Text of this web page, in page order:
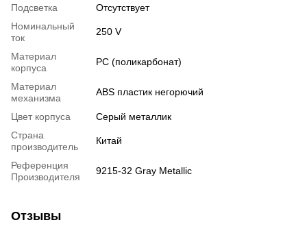
Подсветка
Отсутствует
Номинальный
ток
250 V
Материал
корпуса
РС (поликарбонат)
Материал
механизма
ABS пластик негорючий
Цвет корпуса
Серый металлик
Страна
производитель
Китай
Референция
Производителя
9215-32 Gray Metallic
Отзывы